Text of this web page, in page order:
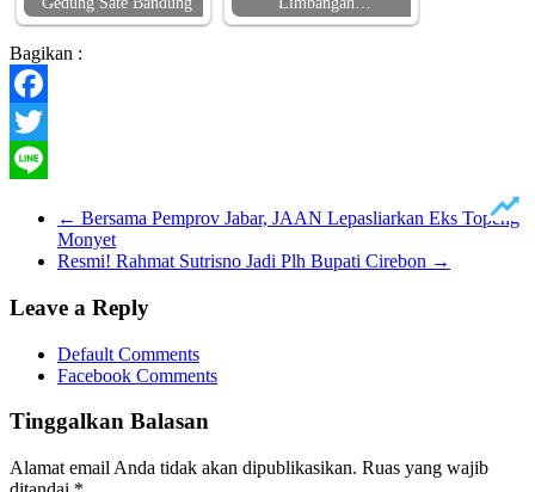
Bagikan :
Facebook
Twitter
← Bersama Pemprov Jabar, JAAN Lepasliarkan Eks Topeng
Monyet
Resmi! Rahmat Sutrisno Jadi Plh Bupati Cirebon →
Leave a Reply
Default Comments
Facebook Comments
Tinggalkan Balasan
Alamat email Anda tidak akan dipublikasikan. Ruas yang wajib